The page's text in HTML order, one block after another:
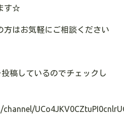
す☆
方はお気軽にご相談ください
稿しているのでチェックし